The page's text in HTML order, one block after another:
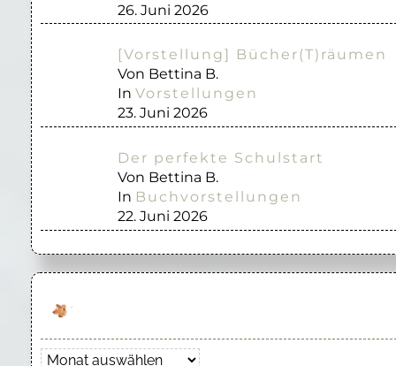
26. Juni 2026
[Vorstellung] Bücher(T)räumen
Von Bettina B.
In Vorstellungen
23. Juni 2026
Der perfekte Schulstart
Von Bettina B.
In Buchvorstellungen
22. Juni 2026
Archiv